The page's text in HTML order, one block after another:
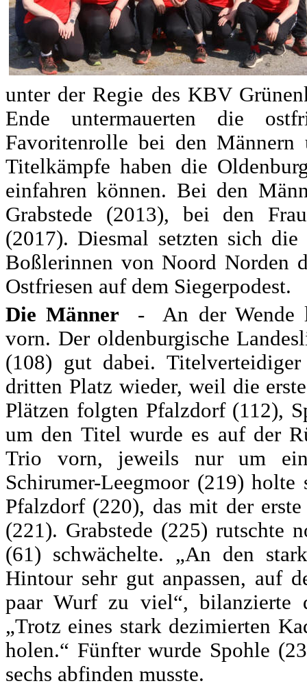
unter der Regie des KBV
Ende untermauerten die
Favoritenrolle bei den
Titelkämpfe haben die
einfahren können. Bei den
Grabstede (2013), bei den
(2017). Diesmal setzten sich
Boßlerinnen von Noord Norden
Ostfriesen auf dem Siegerpodest.
Die Männer
- An der Wende
vorn. Der oldenburgische
(108) gut dabei.
dritten Platz wieder, weil die
Plätzen folgten Pfalzdorf (112),
um den Titel wurde es auf der
Trio vorn, jeweils nur um
Schirumer-Leegmoor (219)
Pfalzdorf (220), das mit der
(221). Grabstede (225) rutschte
(61) schwächelte. „An den
Hintour sehr gut anpassen, auf
paar Wurf zu viel“, bilanzierte
„Trotz eines stark dezimierten
holen.“ Fünfter wurde Spohle
sechs abfinden musste.